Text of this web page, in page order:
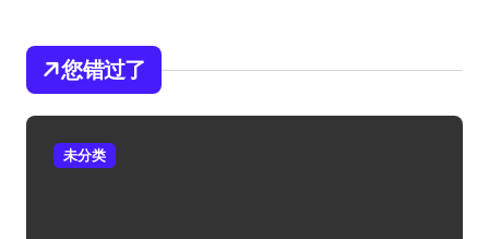
您错过了
未分类